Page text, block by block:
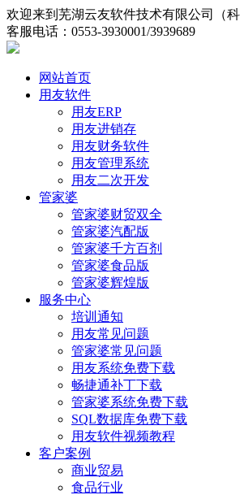
欢迎来到芜湖云友软件技术有限公司（
客服电话：0553-3930001/3939689
网站首页
用友软件
用友ERP
用友进销存
用友财务软件
用友管理系统
用友二次开发
管家婆
管家婆财贸双全
管家婆汽配版
管家婆千方百剂
管家婆食品版
管家婆辉煌版
服务中心
培训通知
用友常见问题
管家婆常见问题
用友系统免费下载
畅捷通补丁下载
管家婆系统免费下载
SQL数据库免费下载
用友软件视频教程
客户案例
商业贸易
食品行业